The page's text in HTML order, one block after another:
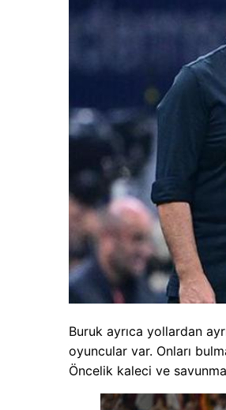
Buruk ayrıca yollardan
oyuncular var. Onları
Öncelik kaleci ve